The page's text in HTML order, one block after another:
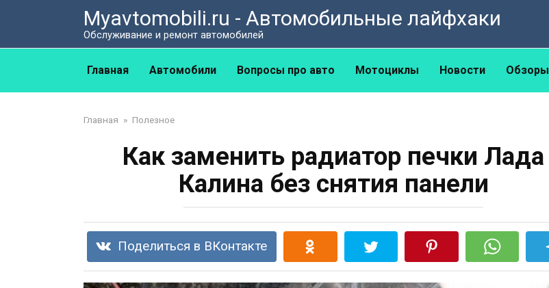
Myavtomobili.ru - Автомобильные лайфхаки
Обслуживание и ремонт автомобилей
Главная Автомобили Вопросы про авто Мотоциклы Новости Обзоры
Главная » Полезное
Как заменить радиатор печки Лада
Калина без снятия панели
Поделиться в ВКонтакте